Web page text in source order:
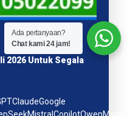
2026 Untuk Segala
Ada pertanyaan?
Chat kami 24 jam!